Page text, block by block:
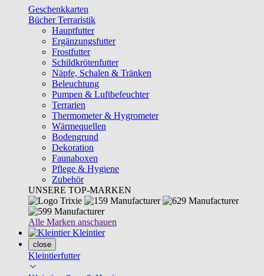
Geschenkkarten
Bücher Terraristik
Hauptfutter
Ergänzungsfutter
Frostfutter
Schildkrötenfutter
Näpfe, Schalen & Tränken
Beleuchtung
Pumpen & Luftbefeuchter
Terrarien
Thermometer & Hygrometer
Wärmequellen
Bodengrund
Dekoration
Faunaboxen
Pflege & Hygiene
Zubehör
UNSERE TOP-MARKEN
Alle Marken anschauen
Kleintier
close
Kleintierfutter